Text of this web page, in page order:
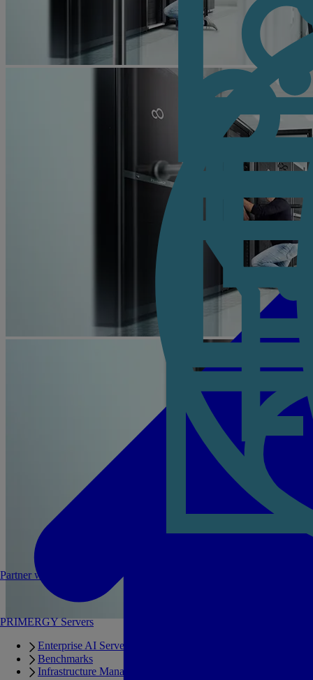
PRIMERGY Servers
Enterprise AI Server Portfolio
Benchmarks
Infrastructure Manager
Partner werden